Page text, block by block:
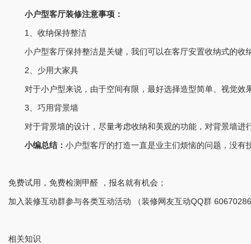
小户型客厅装修注意事项：
1、收纳保持整洁
小户型客厅保持整洁是关键，我们可以在客厅安置收纳式的收
2、少用大家具
对于小户型来说，由于空间有限，最好选择造型简单、视觉效
3、巧用背景墙
对于背景墙的设计，尽量考虑收纳和美观的功能，对背景墙进
小编总结： 小户型客厅的打造一直是业主们烦恼的问题，没有
免费试用，免费检测甲醛 ，报名就有机会；
加入装修互动群参与各类互动活动 （装修网友互动QQ群
相关知识